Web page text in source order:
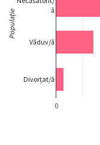
Starea Civilă
Căsatorit/ă
Necăsatorit/ă